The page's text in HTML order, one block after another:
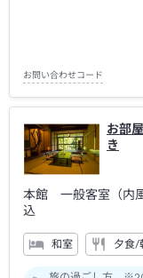
お問い合わせコード
お部
き
本館 一般客室（内
込
和室 夕食/